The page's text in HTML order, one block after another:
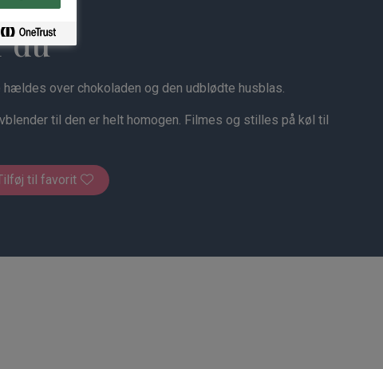
du
hældes over chokoladen og den udblødte husblas.
til den er helt homogen. Filmes og stilles på køl til
til favorit